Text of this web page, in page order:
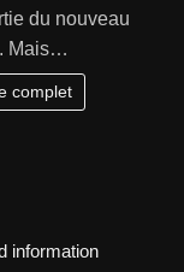
du nouveau
Mais…
complet
information